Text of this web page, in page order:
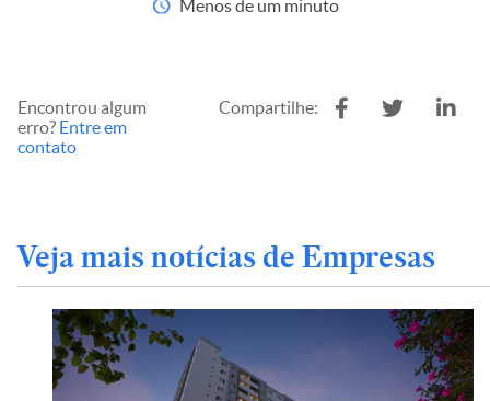
Menos de um minuto
Encontrou algum
erro? Entre em
contato
Compartilhe:
Veja mais notícias de Empresas